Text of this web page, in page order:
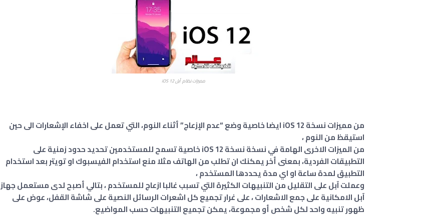
مميزات نظام أبل iOS 12
من مميزات نسخة iOS 12 ايضا خاصية وضع “عدم الإزعاج” أثناء النوم، التي تعمل على اخفاء الإشعارات الى حين
استيقظ من النوم ،
من الميزات الاخرى الهامة في نسخة نسخة iOS 12 خاصية تسمح للمستخدمين تحديد حدود زمنية على
التطبيقات الفردية، بمعنى أخر يمكنك ان تطلب من الهاتف مثلا منع استخدام الفيسبوك او تويتر بعد استخدام
التطبيق لمدة ساعة او اي مدة يحددها المستخدم ،
وعملت آبل على التقليل من التنبيهات الكثيرة التي تسبب غالبا ازعاج للمستخدم ، بتالي أصبح لدى مستعمل جهاز
آبل الامكانية على جمع الاشعارات ، على غرار تجميع كل اشعرات الرسائل النصية على شاشة القفل، عوض على
ظهور تنبيه واحد لكل شخص أو مجموعة، يمكن تجميع التنبيهات حسب المواضيع.